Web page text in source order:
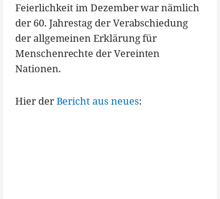
Feierlichkeit im Dezember war nämlich
der 60. Jahrestag der Verabschiedung
der allgemeinen Erklärung für
Menschenrechte der Vereinten
Nationen.
Hier derBericht aus neues: